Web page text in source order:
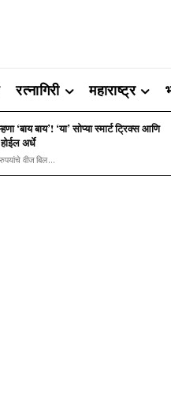
रत्नागिरी महाराष्ट्र
‘बाय बाय’! ‘या’ सोप्या स्मार्ट ट्रिक्स आणि
अर्धे
वीज बिल...